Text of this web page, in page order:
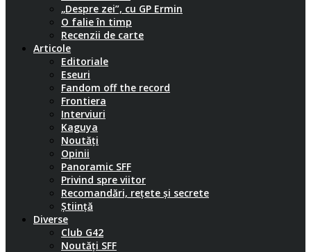
„Despre zei”, cu GP Ermin
O falie în timp
Recenzii de carte
Articole
Editoriale
Eseuri
Fandom off the record
Frontiera
Interviuri
Kaguya
Noutăți
Opinii
Panoramic SFF
Privind spre viitor
Recomandări, rețete și secrete
Știință
Diverse
Club G42
Noutăți SFF